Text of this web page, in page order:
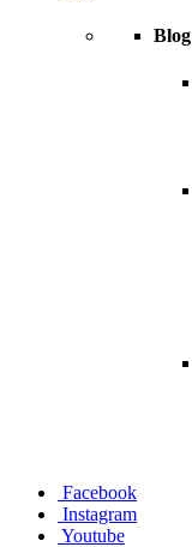
Blog
Facebook
Instagram
Youtube